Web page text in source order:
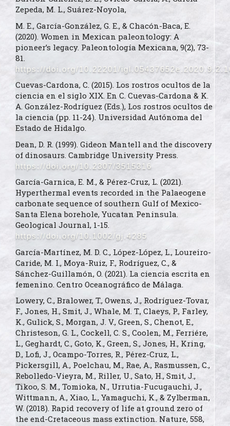
Zepeda, M. L., Suárez-Noyola,
M. E., García-González, G. E., & Chacón-Baca, E.
(2020). Women in Mexican paleontology: A
pioneer’s legacy. Paleontología Mexicana, 9(2), 73-
81.
https://doi.org/10.22201/
Cuevas-Cardona, C. (2015). Los rostros ocultos de la
ciencia en el siglo XIX. En C. Cuevas-Cardona & K.
A. González-Rodríguez (Eds.), Los rostros ocultos de
la ciencia (pp. 11-24). Universidad Autónoma del
Estado de Hidalgo.
Dean, D. R. (1999). Gideon Mantell and the discovery
of dinosaurs. Cambridge University Press.
https://doi.org/10.2307/3515316
García-Garnica, E. M., & Pérez-Cruz, L. (2021).
Hyperthermal events recorded in the Palaeogene
carbonate sequence of southern Gulf of Mexico-
Santa Elena borehole, Yucatan Peninsula.
Geological Journal, 1-15.
https://doi.org/10.1002/gj.4285
García-Martínez, M. D. C., López-López, L., Loureiro-
Caride, M. I., Moya-Ruiz, F., Rodríguez, C., &
Sánchez-Guillamón, O. (2021). La ciencia escrita en
femenino. Centro Oceanográfico de Málaga.
Lowery, C., Bralower, T., Owens, J., Rodríguez-Tovar,
F., Jones, H., Smit, J., Whale, M. T., Claeys, P., Farley,
K., Gulick, S., Morgan, J. V., Green, S., Chenot, E.,
Christeson, G. L., Cockell, C. S., Coolen, M., Ferriére,
L., Geghardt, C., Goto, K., Green, S., Jones, H., Kring,
D., Lofi, J., Ocampo-Torres, R., Pérez-Cruz, L.,
Pickersgill, A., Poelchau, M., Rae, A., Rasmussen, C.,
Rebolledo-Vieyra, M., Riller, U., Sato, H., Smit, J.,
Tikoo, S. M., Tomioka, N., Urrutia-Fucugauchi, J.,
Wittmann, A., Xiao, L., Yamaguchi, K., & Zylberman,
W. (2018). Rapid recovery of life at ground zero of
the end-Cretaceous mass extinction. Nature, 558,